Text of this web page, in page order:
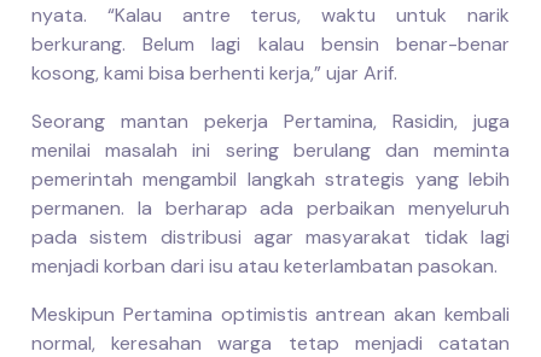
nyata. “Kalau antre terus, waktu untuk narik
berkurang. Belum lagi kalau bensin benar-benar
kosong, kami bisa berhenti kerja,” ujar Arif.
Seorang mantan pekerja Pertamina, Rasidin, juga
menilai masalah ini sering berulang dan meminta
pemerintah mengambil langkah strategis yang lebih
permanen. Ia berharap ada perbaikan menyeluruh
pada sistem distribusi agar masyarakat tidak lagi
menjadi korban dari isu atau keterlambatan pasokan.
Meskipun Pertamina optimistis antrean akan kembali
normal, keresahan warga tetap menjadi catatan